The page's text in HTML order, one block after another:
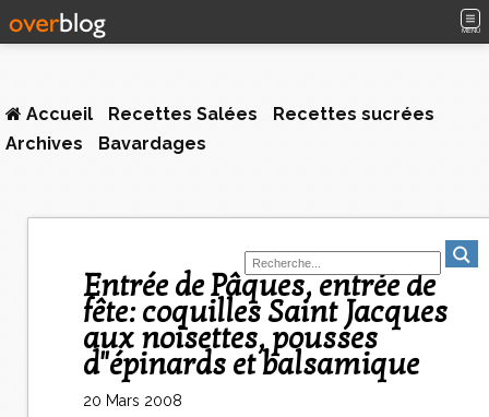
MENU
Accueil Recettes Salées
Recettes sucrées
Archives
Bavardages
Entrée de Pâques, entrée de
fête: coquilles Saint Jacques
aux noisettes, pousses
d"épinards et balsamique
20 Mars 2008